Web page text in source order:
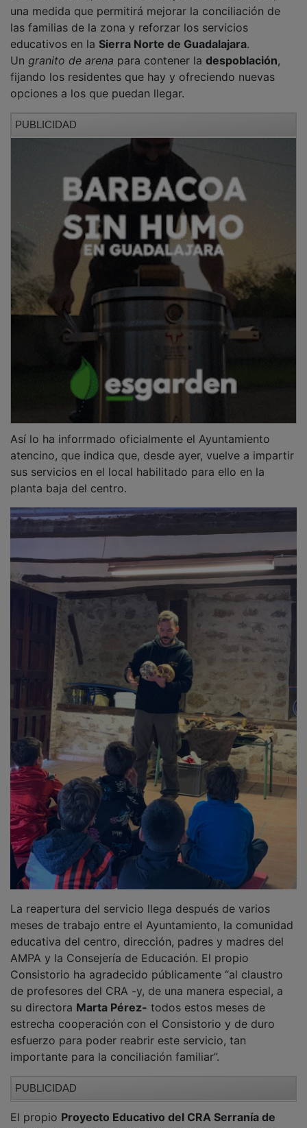
una medida que permitirá mejorar la conciliación de
las familias de la zona y reforzar los servicios
educativos en la Sierra Norte de Guadalajara.
Un granito de arena para contener la despoblación,
fijando los residentes que hay y ofreciendo nuevas
opciones a los que puedan llegar.
PUBLICIDAD
Así lo ha inforrmado oficialmente el Ayuntamiento
atencino, que indica que, desde ayer, vuelve a impartir
sus servicios en el local habilitado para ello en la
planta baja del centro.
La reapertura del servicio llega después de varios
meses de trabajo entre el Ayuntamiento, la comunidad
educativa del centro, dirección, padres y madres del
AMPA y la Consejería de Educación. El propio
Consistorio ha agradecido públicamente “al claustro
de profesores del CRA -y, de una manera especial, a
su directora Marta Pérez- todos estos meses de
estrecha cooperación con el Consistorio y de duro
esfuerzo para poder reabrir este servicio, tan
importante para la conciliación familiar”.
PUBLICIDAD
El propio Proyecto Educativo del CRA Serranía de